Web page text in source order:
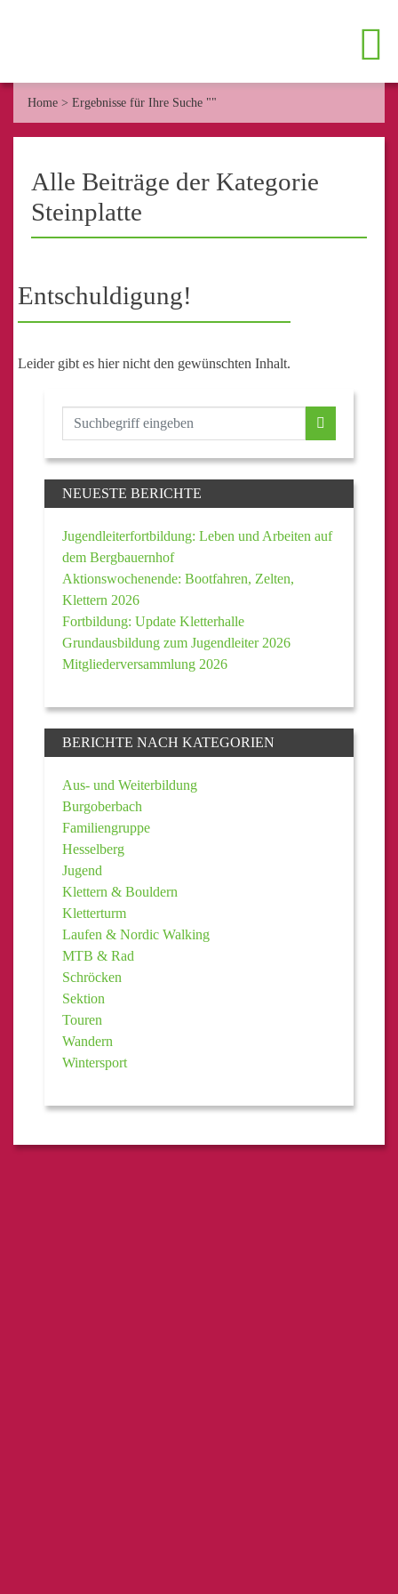
Home > Ergebnisse für Ihre Suche ""
Alle Beiträge der Kategorie
Steinplatte
Entschuldigung!
Leider gibt es hier nicht den gewünschten Inhalt.
NEUESTE BERICHTE
Jugendleiterfortbildung: Leben und Arbeiten auf
dem Bergbauernhof
Aktionswochenende: Bootfahren, Zelten,
Klettern 2026
Fortbildung: Update Kletterhalle
Grundausbildung zum Jugendleiter 2026
Mitgliederversammlung 2026
BERICHTE NACH KATEGORIEN
Aus- und Weiterbildung
Burgoberbach
Familiengruppe
Hesselberg
Jugend
Klettern & Bouldern
Kletterturm
Laufen & Nordic Walking
MTB & Rad
Schröcken
Sektion
Touren
Wandern
Wintersport